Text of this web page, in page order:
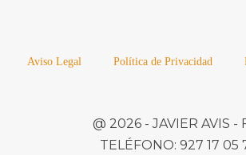
Aviso Legal Política de Privacidad
@ 2026 -JAVIER AVIS -
TELÉFONO: 927 17 05